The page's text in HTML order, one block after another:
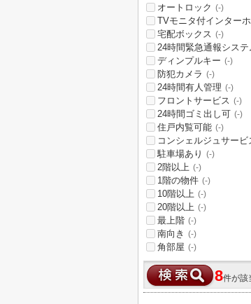
オートロック (-)
TVモニタ付インター
宅配ボックス (-)
24時間緊急通報システ
ディンプルキー (-)
防犯カメラ (-)
24時間有人管理 (-)
フロントサービス (-)
24時間ゴミ出し可 (-)
住戸内覧可能 (-)
コンシェルジュサービ
駐車場あり (-)
2階以上 (-)
1階の物件 (-)
10階以上 (-)
20階以上 (-)
最上階 (-)
南向き (-)
角部屋 (-)
8件が該